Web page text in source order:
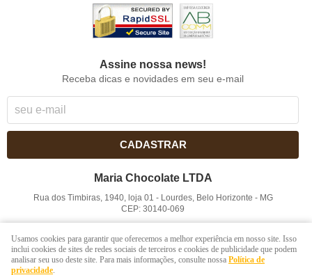
Assine nossa news!
Receba dicas e novidades em seu e-mail
CADASTRAR
Maria Chocolate LTDA
Rua dos Timbiras, 1940, loja 01 - Lourdes, Belo Horizonte - MG
CEP: 30140-069
LOJA VIRTUAL CRIADA POR
Usamos cookies para garantir que oferecemos a melhor experiência em nosso site. Isso
inclui cookies de sites de redes sociais de terceiros e cookies de publicidade que podem
analisar seu uso deste site. Para mais informações, consulte nossa Política de
privacidade.